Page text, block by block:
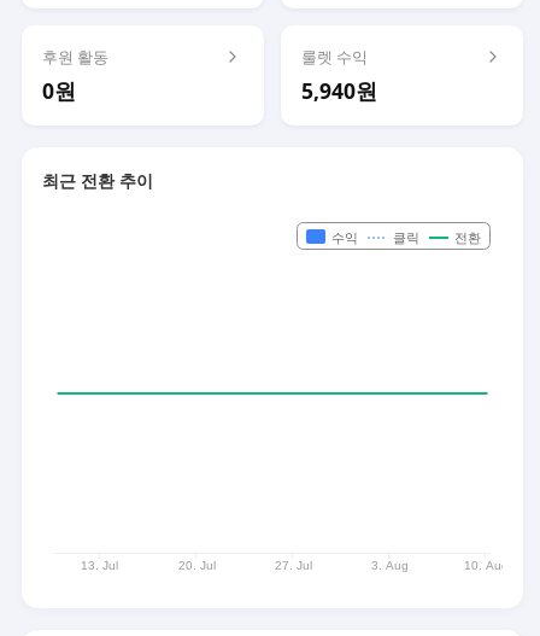
후원 활동
0원
룰렛 수익
5,940원
최근 전환 추이